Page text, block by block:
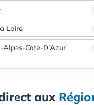
Loire
Alpes-Côte-D'Azur
aux